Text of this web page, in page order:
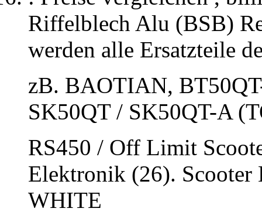
Riffelblech Alu (BSB)
werden alle Ersatzteile
zB. BAOTIAN,
SK50QT / SK50QT-A
RS450 / Off Limit
Elektronik (26). Scooter
WHITE